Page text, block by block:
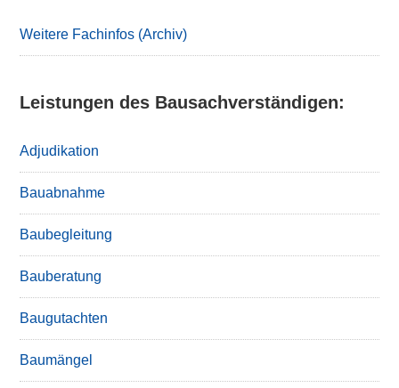
Weitere Fachinfos (Archiv)
Leistungen des Bausachverständigen:
Adjudikation
Bauabnahme
Baubegleitung
Bauberatung
Baugutachten
Baumängel